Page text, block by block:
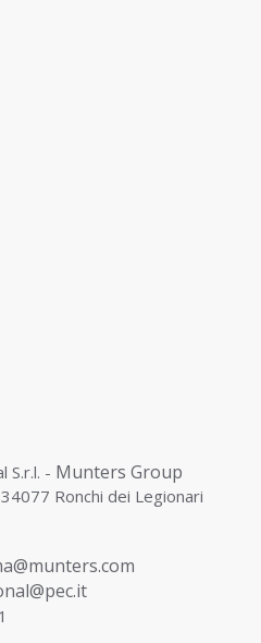
S.r.l. - Munters Group
Ronchi dei Legionari